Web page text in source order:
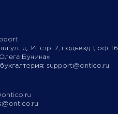
ул., д. 14, стр. 7, подъезд 1, оф. 16
Бунина»
support@ontico.ru